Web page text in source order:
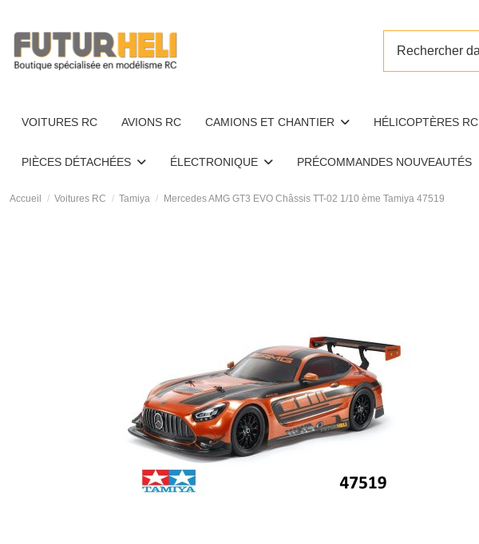
VOITURES RC AVIONS RC CAMIONS ET CHANTIER HÉLICOPTÈRES RC
PIÈCES DÉTACHÉES ÉLECTRONIQUE PRÉCOMMANDES NOUVEAUTÉS
Accueil Voitures RC Tamiya Mercedes AMG GT3 EVO Châssis TT-02 1/10 ème Tamiya 47519